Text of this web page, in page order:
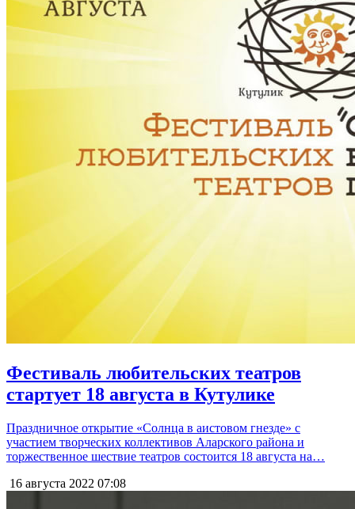
Фестиваль любительских театров
стартует 18 августа в Кутулике
Праздничное открытие «Солнца в аистовом гнезде» с
участием творческих коллективов Аларского района и
торжественное шествие театров состоится 18 августа на…
16 августа 2022 07:08